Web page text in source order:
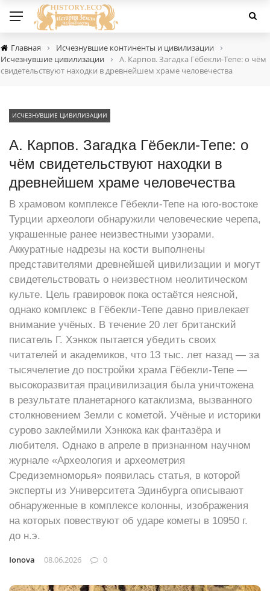
Главная › Исчезнувшие континенты и цивилизации ›
Исчезнувшие цивилизации ›
А. Карпов. Загадка Гёбекли-Тепе: о чём
свидетельствуют находки в древнейшем храме человечества
ИСЧЕЗНУВШИЕ ЦИВИЛИЗАЦИИ
А. Карпов. Загадка Гёбекли-Тепе: о
чём свидетельствуют находки в
древнейшем храме человечества
В храмовом комплексе Гёбекли-Тепе на юго-востоке
Турции археологи обнаружили человеческие черепа,
украшенные ранее неизвестными узорами.
Аккуратные надрезы на кости выполнены
представителями древнейшей цивилизации и могут
свидетельствовать о неизвестном неолитическом
культе. Цель гравировок пока остаётся неясной,
однако комплекс в Гёбекли-Тепе давно привлекает
внимание учёных. В течение 20 лет британский
писатель Г. Хэнкок пытается убедить своих
читателей и академиков, что 13 тыс. лет назад — за
тысячелетие до постройки храма Гёбекли-Тепе —
высокоразвитая працивилизация была уничтожена
в результате планетарного катаклизма, вызванного
столкновением Земли с кометой. Учёные и историки
сурово заклеймили Хэнкока как фантазёра и
любителя. Однако в апреле в признанном научном
журнале «Археология и археометрия
Средиземноморья» появилась статья, в которой
эксперты из Университета Эдинбурга описывают
обнаруженные в комплексе колонны, изображения
на которых повествуют об ударе кометы в 10950 г.
до н.э.
Ionova 08.06.2026 0